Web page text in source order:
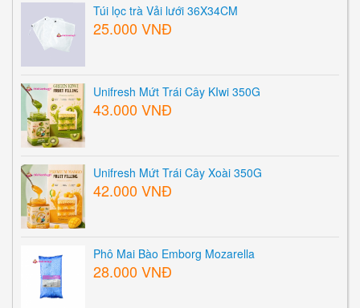
Túi lọc trà Vải lưới 36X34CM
25.000 VNĐ
Unifresh Mứt Trái Cây KIwi 350G
43.000 VNĐ
Unifresh Mứt Trái Cây Xoài 350G
42.000 VNĐ
Phô Mai Bào Emborg Mozarella
28.000 VNĐ